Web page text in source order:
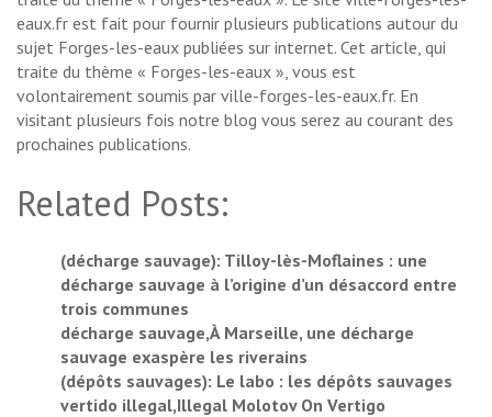
eaux.fr est fait pour fournir plusieurs publications autour du
sujet Forges-les-eaux publiées sur internet. Cet article, qui
traite du thème « Forges-les-eaux », vous est
volontairement soumis par ville-forges-les-eaux.fr. En
visitant plusieurs fois notre blog vous serez au courant des
prochaines publications.
Related Posts:
(décharge sauvage): Tilloy-lès-Moflaines : une
décharge sauvage à l’origine d’un désaccord entre
trois communes
décharge sauvage,À Marseille, une décharge
sauvage exaspère les riverains
(dépôts sauvages): Le labo : les dépôts sauvages
vertido illegal,Illegal Molotov On Vertigo